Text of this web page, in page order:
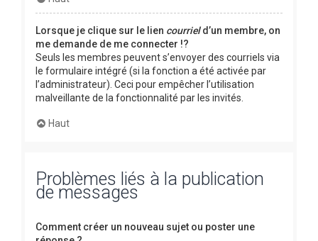
Lorsque je clique sur le lien courrield’un membre, on
me demande de me connecter !?
Seuls les membres peuvent s’envoyer des courriels via
le formulaire intégré (si la fonction a été activée par
l’administrateur). Ceci pour empêcher l’utilisation
malveillante de la fonctionnalité par les invités.
Haut
Problèmes liés à la publication
de messages
Comment créer un nouveau sujet ou poster une